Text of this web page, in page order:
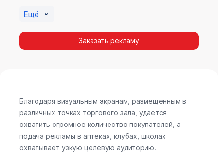
эффективность приносит такой вид рекламы в
местах продаж, поскольку воздействие на
покупателя в момент выбора товара наиболее
Indoor рекламы.
Ещё
Заказать рекламу
Благодаря визуальным экранам, размещенным в
различных точках торгового зала, удается
охватить огромное количество покупателей, а
подача рекламы в аптеках, клубах, школах
охватывает узкую целевую аудиторию.